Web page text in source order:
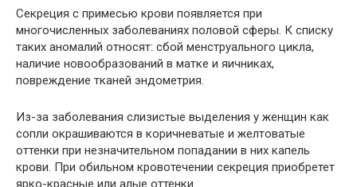
Секреция с примесью крови появляется при
многочисленных заболеваниях половой сферы. К списку
таких аномалий относят: сбой менструального цикла,
наличие новообразований в матке и яичниках,
повреждение тканей эндометрия.
Из-за заболевания слизистые выделения у женщин как
сопли окрашиваются в коричневатые и желтоватые
оттенки при незначительном попадании в них капель
крови. При обильном кровотечении секреция приобретет
ярко-красные или алые оттенки.